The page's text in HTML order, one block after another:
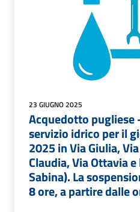
23 GIUGNO 2025
Acquedotto pugliese
servizio idrico per il
2025 in Via Giulia,
Claudia, Via Ottavia
Sabina). La
8 ore, a partire dalle